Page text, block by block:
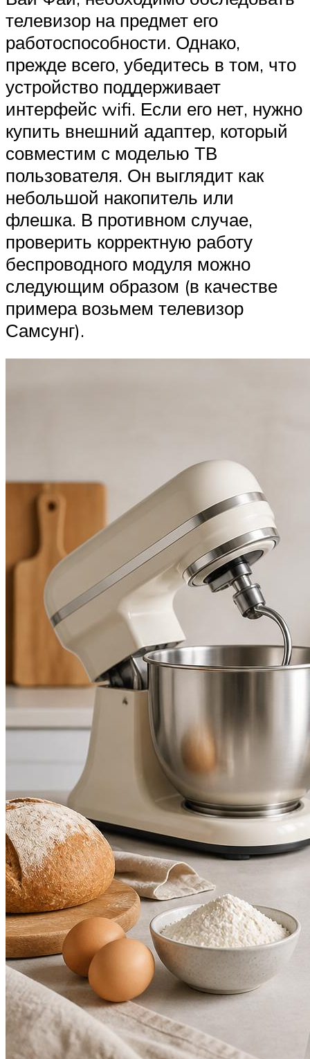
телевизор на предмет его
работоспособности. Однако,
прежде всего, убедитесь в том, что
устройство поддерживает
интерфейс wifi. Если его нет, нужно
купить внешний адаптер, который
совместим с моделью ТВ
пользователя. Он выглядит как
небольшой накопитель или
флешка. В противном случае,
проверить корректную работу
беспроводного модуля можно
следующим образом (в качестве
примера возьмем телевизор
Самсунг).